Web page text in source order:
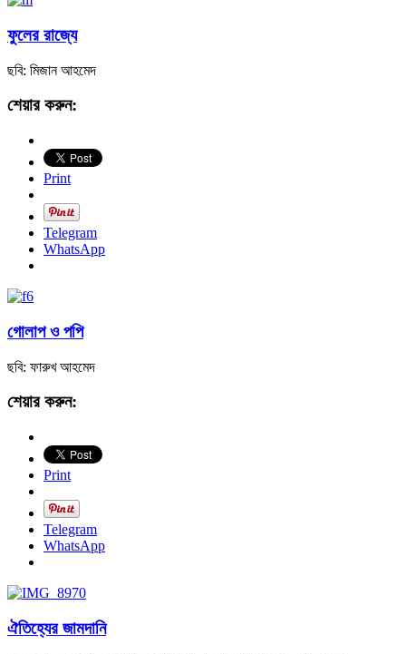
ফুলের রাজ্যে
ছবি: মিজান আহমেদ
শেয়ার করুন:
Print
Telegram
WhatsApp
গোলাপ ও পপি
ছবি: ফারুখ আহমেদ
শেয়ার করুন:
Print
Telegram
WhatsApp
ঐতিহ্যের জামদানি